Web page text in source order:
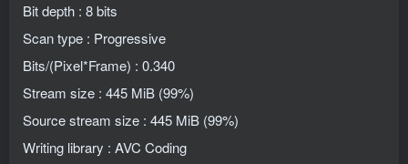
Bit depth : 8 bits
Scan type : Progressive
Bits/(Pixel*Frame) : 0.340
Stream size : 445 MiB (99%)
Source stream size : 445 MiB (99%)
Writing library : AVC Coding